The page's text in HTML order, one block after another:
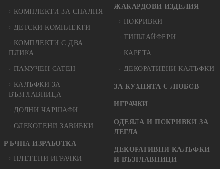
КОМПЛЕКТИ ЗА СПАЛНЯ
ДЕТСКИ КОМПЛЕКТИ
КОМПЛЕКТИ С ДВА
ПЛИКА
ПАМУЧЕН САТЕН
КАЛЪФКИ ЗА
ВЪЗГЛАВНИЦА
ДОЛНИ ЧАРШАФИ
ОЛЕКОТЕНИ ЗАВИВКИ
РЪЧНА ИЗРАБОТКА
ПЛЕТЕНИ ИГРАЧКИ
ЖАКАРДОВИ ИЗДЕЛИЯ
ПОКРИВКИ
ТИШЛАЙФЕРИ
КАРЕТА
ДЕКОРАТИВНИ КАЛЪФКИ
ЗА КУХНЯТА С ЛЮБОВ
ИГРАЧКИ
ОДЕЯЛА И ПОКРИВКИ ЗА
ЛЕГЛА
ДЕКОРАТИВНИ КАЛЪФКИ
И ВЪЗГЛАВНИЦИ